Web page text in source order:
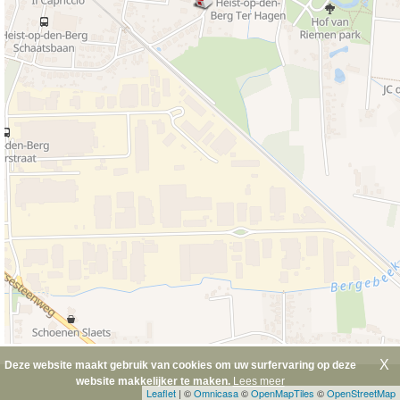
Deze website maakt gebruik van cookies om uw surfervaring op deze
website makkelijker te maken. Lees meer
X
Leaflet | ©Omnicasa©OpenMapTiles ©OpenStreetMap